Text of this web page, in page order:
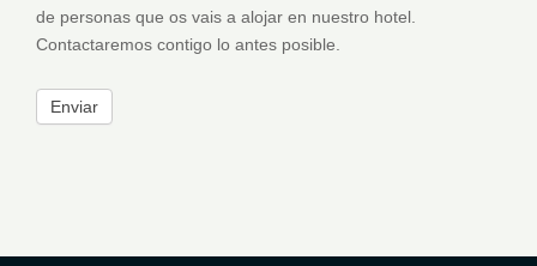
de personas que os vais a alojar en nuestro hotel.
Contactaremos contigo lo antes posible.
Enviar